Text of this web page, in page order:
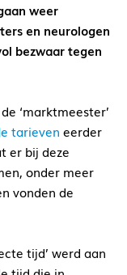
weer
en neurologen
bezwaar tegen
‘marktmeester’
tarieven eerder
er bij deze
onder meer
vonden de
tijd’ werd aan